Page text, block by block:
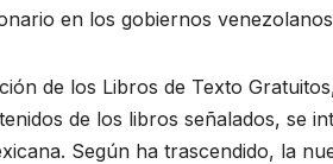
en los gobiernos
de los Libros de Texto
de los libros señalados, se
Según ha trascendido, la